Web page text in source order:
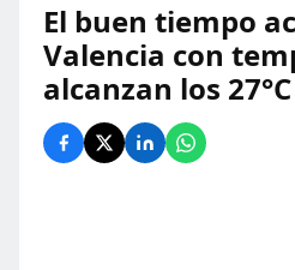
El buen tiempo
Valencia con
alcanzan los 27°C